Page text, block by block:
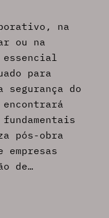
na
ou na
para
do
pós-obra
de…